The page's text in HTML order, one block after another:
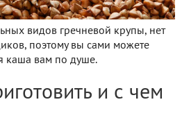
видов гречневой крупы, нет
поэтому вы сами можете
каша вам по душе.
и с чем